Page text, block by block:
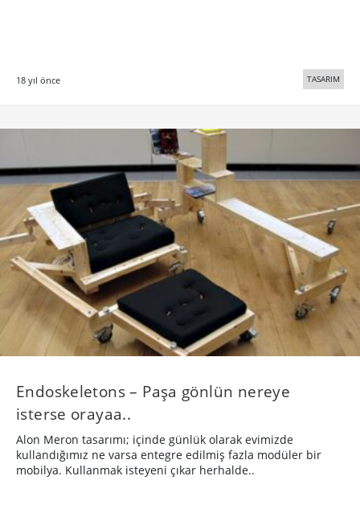
18 yıl önce TASARIM
Endoskeletons – Paşa gönlün nereye
isterse orayaa..
Alon Meron tasarımı; içinde günlük olarak evimizde
kullandığımız ne varsa entegre edilmiş fazla modüler bir
mobilya. Kullanmak isteyeni çıkar herhalde..